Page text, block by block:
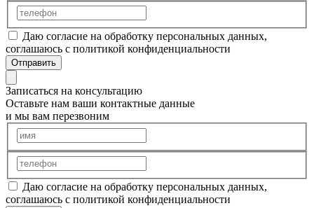
Даю согласие на обработку персональных данных,
соглашаюсь с политикой конфиденциальности
Отправить
Записаться на консультацию
Оставьте нам ваши контактные данные
и мы вам перезвоним
Даю согласие на обработку персональных данных,
соглашаюсь с политикой конфиденциальности